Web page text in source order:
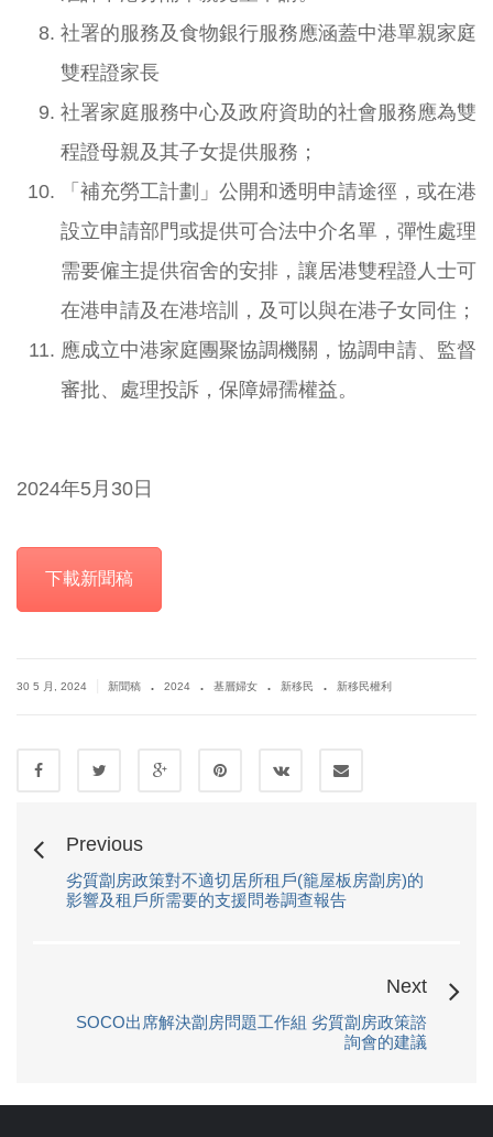
社署的服務及食物銀行服務應涵蓋中港單親家庭
雙程證家長
社署家庭服務中心及政府資助的社會服務應為雙
程證母親及其子女提供服務；
「補充勞工計劃」公開和透明申請途徑，或在港
設立申請部門或提供可合法中介名單，彈性處理
需要僱主提供宿舍的安排，讓居港雙程證人士可
在港申請及在港培訓，及可以與在港子女同住；
應成立中港家庭團聚協調機關，協調申請、監督
審批、處理投訴，保障婦孺權益。
2024年5月30日
下載新聞稿
30 5 月, 2024 新聞稿 . 2024 . 基層婦女 . 新移民 . 新移民權利
Previous
劣質劏房政策對不適切居所租戶(籠屋板房劏房)的
影響及租戶所需要的支援問卷調查報告
Next
SOCO出席解決劏房問題工作組 劣質劏房政策諮
詢會的建議